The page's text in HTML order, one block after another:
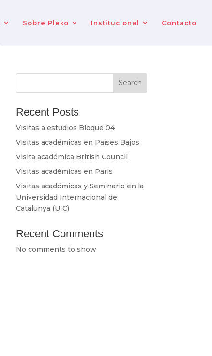
Sobre Plexo Institucional Contacto
Search
Recent Posts
Visitas a estudios Bloque 04
Visitas académicas en Países Bajos
Visita académica British Council
Visitas académicas en París
Visitas académicas y Seminario en la
Universidad Internacional de
Catalunya (UIC)
Recent Comments
No comments to show.